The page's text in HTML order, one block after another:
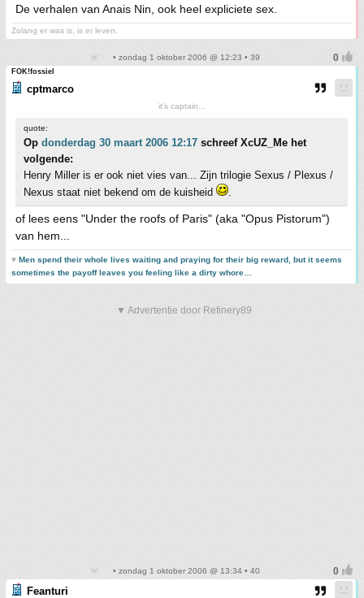
De verhalen van Anais Nin, ook heel expliciete sex.
Zolang er was is, is er leven.
• zondag 1 oktober 2006 @ 12:23 • 39
FOK!fossiel
cptmarco
it's captain...
quote:
Op donderdag 30 maart 2006 12:17 schreef XcUZ_Me het
volgende:
Henry Miller is er ook niet vies van... Zijn trilogie Sexus / Plexus /
Nexus staat niet bekend om de kuisheid
of lees eens "Under the roofs of Paris" (aka "Opus Pistorum")
van hem...
♥ Men spend their whole lives waiting and praying for their big reward, but it seems
sometimes the payoff leaves you feeling like a dirty whore…
▼ Advertentie door Refinery89
• zondag 1 oktober 2006 @ 13:34 • 40
Feanturi